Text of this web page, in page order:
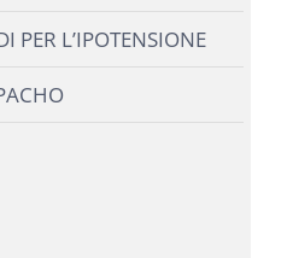
PER L’IPOTENSIONE